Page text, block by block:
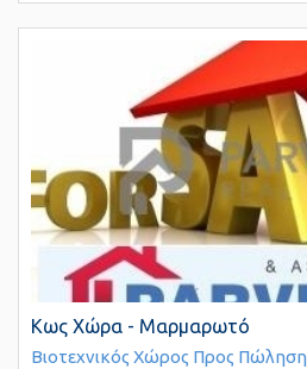
Κως Χώρα - Μαρμαρωτό
Βιοτεχνικός Χώρος Προς Πώληση